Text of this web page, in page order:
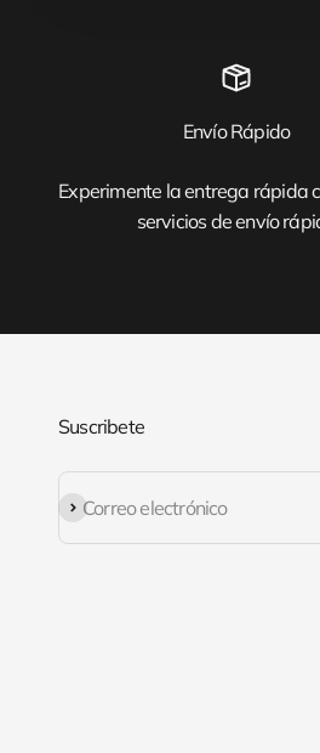
Envío Rápido
Experimente la entrega rápida
servicios de envío
Suscribete
Correo electrónico
Suscribirse